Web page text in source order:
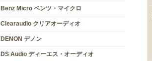
Benz Micro ベンツ・マイクロ
Clearaudio クリアオーディオ
DENON デノン
DS Audio ディーエス・オーディオ